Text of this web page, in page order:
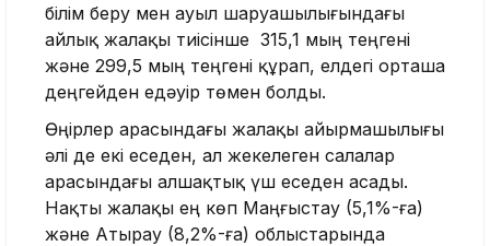
білім беру мен ауыл шаруашылығындағы
айлық жалақы тиісінше 315,1 мың теңгені
және 299,5 мың теңгені құрап, елдегі орташа
деңгейден едәуір төмен болды.
Өңірлер арасындағы жалақы айырмашылығы
әлі де екі еседен, ал жекелеген салалар
арасындағы алшақтық үш еседен асады.
Нақты жалақы ең көп Маңғыстау (5,1%-ға)
және Атырау (8,2%-ға) облыстарында